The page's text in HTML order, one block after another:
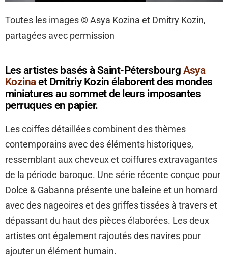
Toutes les images © Asya Kozina et Dmitry Kozin,
partagées avec permission
Les artistes basés à Saint-Pétersbourg Asya
Kozinaet Dmitriy Kozin élaborent des mondes
miniatures au sommet de leurs imposantes
perruques en papier.
Les coiffes détaillées combinent des thèmes
contemporains avec des éléments historiques,
ressemblant aux cheveux et coiffures extravagantes
de la période baroque. Une série récente conçue pour
Dolce & Gabanna présente une baleine et un homard
avec des nageoires et des griffes tissées à travers et
dépassant du haut des pièces élaborées. Les deux
artistes ont également rajoutés des navires pour
ajouter un élément humain.